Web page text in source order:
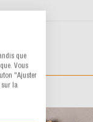
que
Vous
"Ajuster
sur la